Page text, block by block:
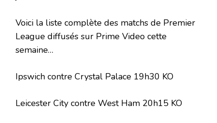
Voici la liste complète des matchs de Premier
League diffusés sur Prime Video cette
semaine…
Ipswich contre Crystal Palace 19h30 KO
Leicester City contre West Ham 20h15 KO